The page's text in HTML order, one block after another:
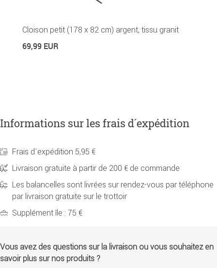
Cloison petit (178 x 82 cm) argent, tissu granit
69,99 EUR
Informations sur les frais d´expédition
Frais d´expédition 5,95 €
Livraison gratuite à partir de 200 € de commande
Les balancelles sont livrées sur rendez-vous par téléphone
par livraison gratuite sur le trottoir
Supplément île : 75 €
Vous avez des questions sur la livraison ou vous souhaitez en
savoir plus sur nos produits ?